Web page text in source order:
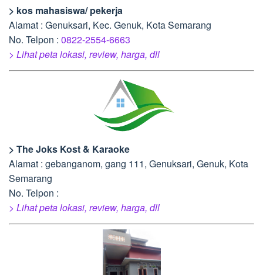
> kos mahasiswa/ pekerja
Alamat : Genuksari, Kec. Genuk, Kota Semarang
No. Telpon : 0822-2554-6663
> Lihat peta lokasi, review, harga, dll
> The Joks Kost & Karaoke
Alamat : gebanganom, gang 111, Genuksari, Genuk, Kota
Semarang
No. Telpon :
> Lihat peta lokasi, review, harga, dll